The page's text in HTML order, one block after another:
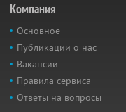
Компания
Основное
Публикации о нас
Вакансии
Правила сервиса
Ответы на вопросы